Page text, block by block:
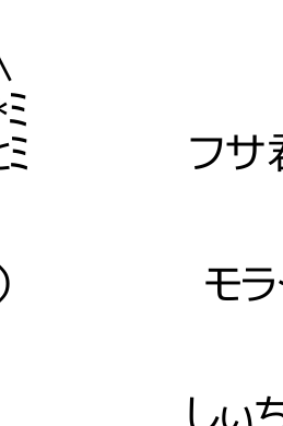
とﾐ フサ君
） モラー
∧
しぃちゃ